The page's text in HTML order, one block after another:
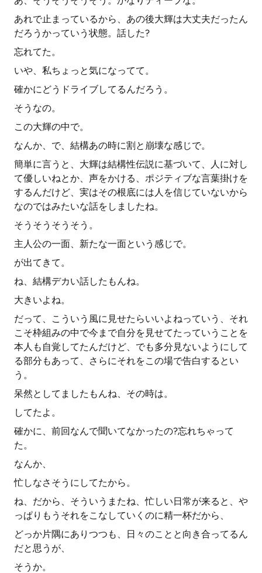
あれで止まっているから、あの後大輝は大丈夫だったん
だろうかっていう状態。話した?
忘れてた。
いや、私ちょっと気になってて。
確かにどうドライブしてるんだろう。
そうなの。
この大輝の中で。
なんか、で、結構あの時に割と崩壊な感じで。
簡単に言うと、大輝は結構性伝説に基づいて、人に対し
て優しいねとか、声をかける、ポジティブな言葉掛けを
するんだけど、実はその根底には人を信じていないから
なのではみたいな話をしましたね。
そうそうそうそう。
主人公の一面、新たな一面という感じで。
が出てきて。
ね、結構デカい話したもんね。
大きいよね。
だって、こういう風に見せたらいいよねっていう、それ
こそ枠組みの中で今まで自分を見せてたっていうことを
本人も自覚してたんだけど、でも多分見ないようにして
る部分もあって、さらにそれをこの場で告白するとい
う。
呆然としてましたもんね、その時は。
してたよ。
確かに、前回なんで聞いてなかったの?忘れちゃって
た。
なんか、
忙しなさそうにしてたから。
ね、だから、そういうまたね、忙しい日常が来ると、や
っぱりもうそれをこなしていくのに精一杯だから、
どっか片隅にありつつも、日々のことと向き合ってるん
だと思うが、
そうか。